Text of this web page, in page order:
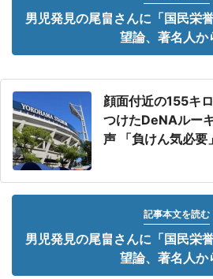
男児発見の尾畠さんに「国民
望論、著名人か
顔面付近の155キ
つけたDeNAルー
声 「負けん気必要
記事本文を読む
男児発見の尾畠さんに「国民
望論、著名人か